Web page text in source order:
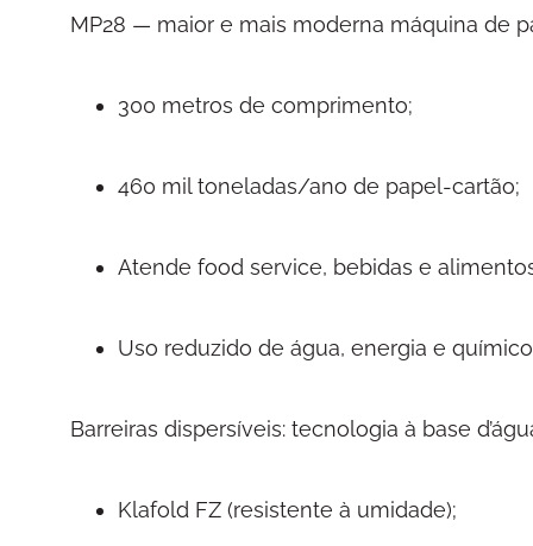
MP28 — maior e mais moderna máquina de
300 metros de comprimento;
460 mil toneladas/ano de papel-cartão;
Atende food service, bebidas e
Uso reduzido de água, energia e
Barreiras dispersíveis: tecnologia à base
Klafold FZ (resistente à umidade);